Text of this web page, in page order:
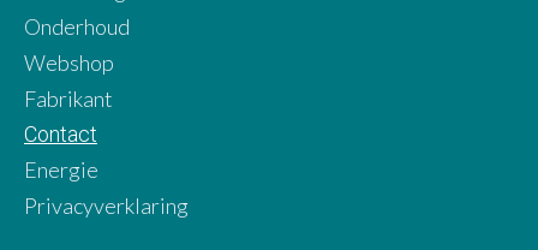
Onderhoud
Webshop
Fabrikant
Contact
Energie
Privacyverklaring